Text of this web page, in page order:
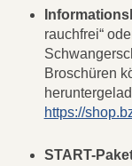
rauchfrei“
Broschüren
https://
START-